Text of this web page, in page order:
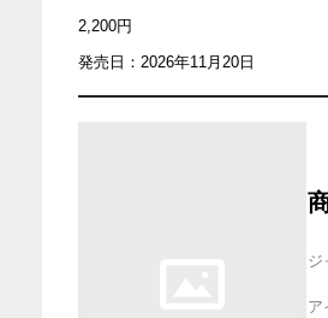
2,200円
発売日：2026年11月20日
ジ
ア